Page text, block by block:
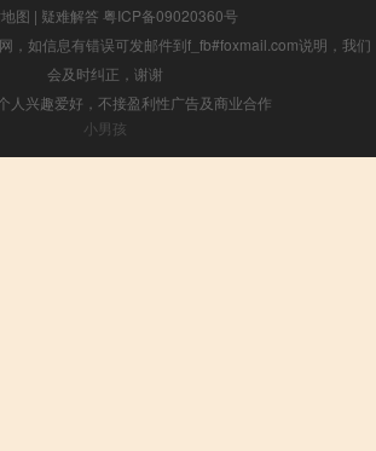
图 | 疑难解答 粤ICP备09020360号
，如信息有错误可发邮件到f_fb#foxmail.com说明，我们
会及时纠正，谢谢
人兴趣爱好，不接盈利性广告及商业合作
小男孩